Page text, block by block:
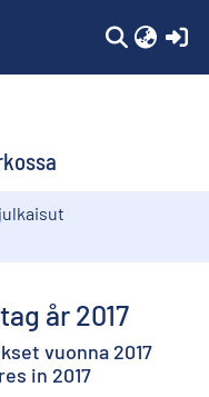
år 2017
vuonna 2017
in 2017